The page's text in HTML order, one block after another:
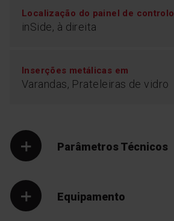
Localização do painel de controlo
inSide, à direita
Inserções metálicas em
Varandas, Prateleiras de vidro
Parâmetros Técnicos
Equipamento